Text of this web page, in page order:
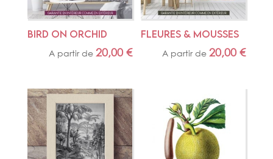
BIRD ON ORCHID
A partir de 20,00 €
FLEURES & MOUSSES
A partir de 20,00€